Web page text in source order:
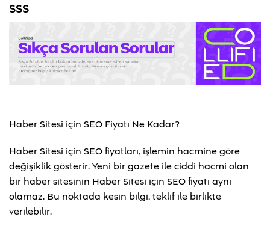
SSS
Haber Sitesi için SEO Fiyatı Ne Kadar?
Haber Sitesi için SEO fiyatları, işlemin hacmine göre
değişiklik gösterir. Yeni bir gazete ile ciddi hacmi olan
bir haber sitesinin Haber Sitesi için SEO fiyatı aynı
olamaz. Bu noktada kesin bilgi, teklif ile birlikte
verilebilir.